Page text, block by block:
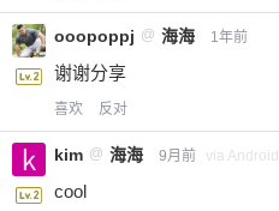
ooopoppj @ 海海 1年前
谢谢分享
喜欢 反对
kim @ 海海 9月前 via Android
cool